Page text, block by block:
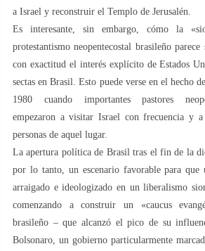
a Israel y reconstruir el Templo de Jerusalén.
Es interesante, sin embargo, cómo la
protestantismo neopentecostal brasileño
con exactitud el interés explícito de Estados
sectas en Brasil. Esto puede verse en el hecho
1980 cuando importantes pastores
empezaron a visitar Israel con frecuencia y a
personas de aquel lugar.
La apertura política de Brasil tras el fin de la
por lo tanto, un escenario favorable para que
arraigado e ideologizado en un liberalismo
comenzando a construir un «caucus
brasileño – que alcanzó el pico de su
Bolsonaro, un gobierno particularmente